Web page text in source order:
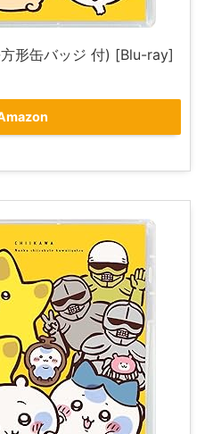
形缶バッジ 付) [Blu-ray]